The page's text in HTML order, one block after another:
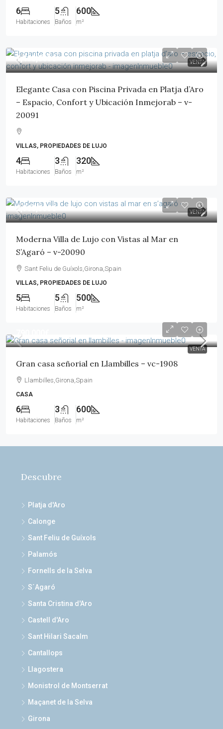
6
Habitaciones
5
Baños
600
m²
VENTA
1,490,000€
Elegante Casa con Piscina Privada en Platja d’Aro
– Espacio, Confort y Ubicación Inmejorab – v-
20091
VILLAS, PROPIEDADES DE LUJO
4
Habitaciones
3
Baños
320
m²
VENTA
2,500,000€
Moderna Villa de Lujo con Vistas al Mar en
S’Agaró – v-20090
Sant Feliu de Guíxols,Girona,Spain
VILLAS, PROPIEDADES DE LUJO
5
Habitaciones
5
Baños
500
m²
VENTA
Gran casa señorial en Llambilles – vc-1908
Llambilles,Girona,Spain
CASA
6
Habitaciones
3
Baños
600
m²
Descubre
Platja d'Aro
Calonge
Sant Feliu de Guíxols
Palamós
Fornells de la Selva
S´Agaró
Santa Cristina d'Aro
Castell d'Aro
Sant Hilari Sacalm
Cantallops
Llagostera
Monistrol de Montserrat
Maçanet de la Selva
Girona